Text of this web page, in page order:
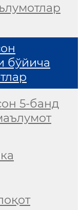
бўйича
5-банд